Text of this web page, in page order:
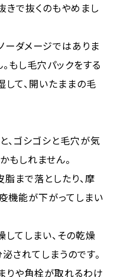
きで抜くのもやめまし
ーダメージではありま
もし毛穴パックをする
して、開いたままの毛
、ゴシゴシと毛穴が気
もしれません。
脂まで落としたり、摩
機能が下がってしまい
てしまい、その乾燥
されてしまうのです。
りや角栓が取れるわけ